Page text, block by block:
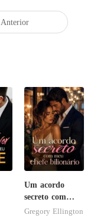
Anterior
Um acordo
secreto com
meu chefe
Gregory Ellington